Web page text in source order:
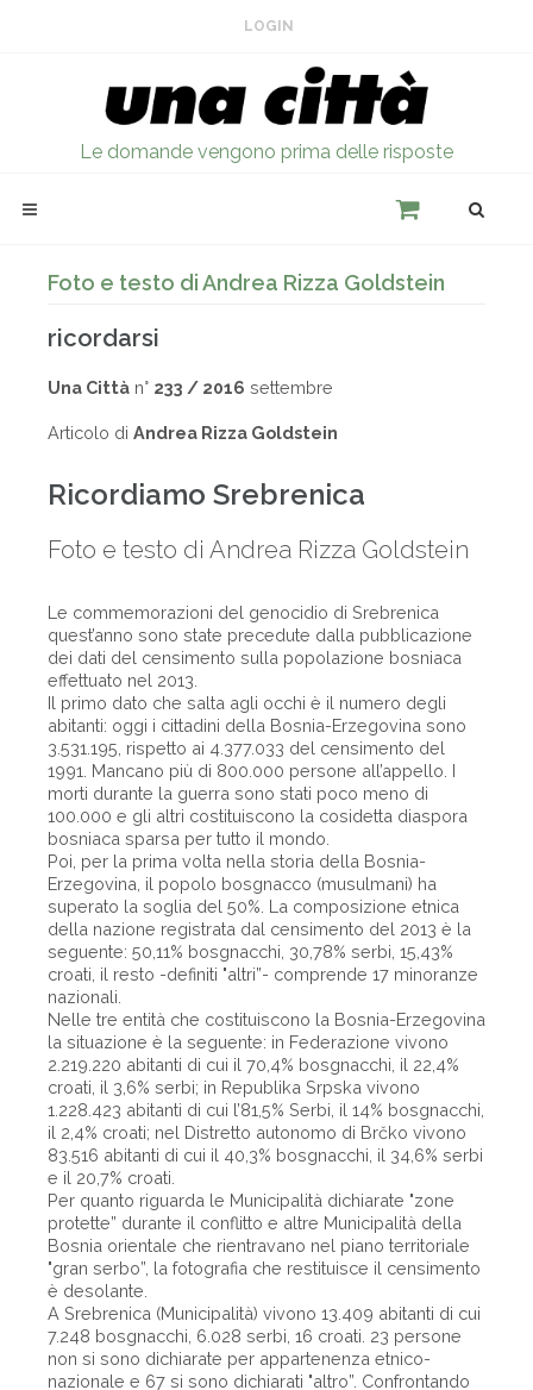
LOGIN
Le domande vengono prima delle risposte
Foto e testo di Andrea Rizza Goldstein
ricordarsi
Una Città n° 233 / 2016 settembre
Articolo di Andrea Rizza Goldstein
Ricordiamo Srebrenica
Foto e testo di Andrea Rizza Goldstein
Le commemorazioni del genocidio di Srebrenica
quest’anno sono state precedute dalla pubblicazione
dei dati del censimento sulla popolazione bosniaca
effettuato nel 2013.
Il primo dato che salta agli occhi è il numero degli
abitanti: oggi i cittadini della Bosnia-Erzegovina sono
3.531.195, rispetto ai 4.377.033 del censimento del
1991. Mancano più di 800.000 persone all’appello. I
morti durante la guerra sono stati poco meno di
100.000 e gli altri costituiscono la cosidetta diaspora
bosniaca sparsa per tutto il mondo.
Poi, per la prima volta nella storia della Bosnia-
Erzegovina, il popolo bosgnacco (musulmani) ha
superato la soglia del 50%. La composizione etnica
della nazione registrata dal censimento del 2013 è la
seguente: 50,11% bosgnacchi, 30,78% serbi, 15,43%
croati, il resto -definiti "altri”- comprende 17 minoranze
nazionali.
Nelle tre entità che costituiscono la Bosnia-Erzegovina
la situazione è la seguente: in Federazione vivono
2.219.220 abitanti di cui il 70,4% bosgnacchi, il 22,4%
croati, il 3,6% serbi; in Republika Srpska vivono
1.228.423 abitanti di cui l’81,5% Serbi, il 14% bosgnacchi,
il 2,4% croati; nel Distretto autonomo di Brčko vivono
83.516 abitanti di cui il 40,3% bosgnacchi, il 34,6% serbi
e il 20,7% croati.
Per quanto riguarda le Municipalità dichiarate "zone
protette” durante il conflitto e altre Municipalità della
Bosnia orientale che rientravano nel piano territoriale
"gran serbo”, la fotografia che restituisce il censimento
è desolante.
A Srebrenica (Municipalità) vivono 13.409 abitanti di cui
7.248 bosgnacchi, 6.028 serbi, 16 croati. 23 persone
non si sono dichiarate per appartenenza etnico-
nazionale e 67 si sono dichiarati "altro”. Confrontando